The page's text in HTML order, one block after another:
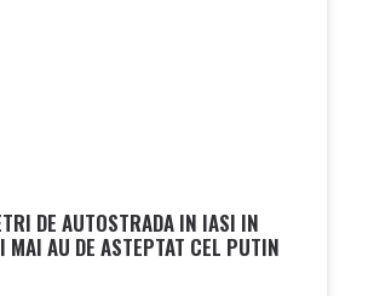
DE AUTOSTRADA IN IASI IN
AU DE ASTEPTAT CEL PUTIN